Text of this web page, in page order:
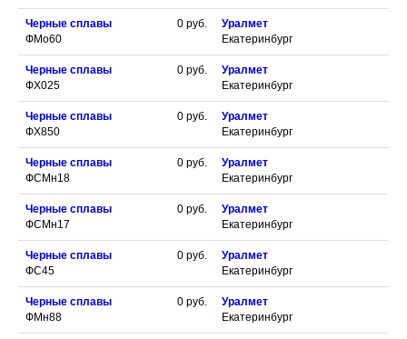
Черные сплавы
ФМо60
0 руб.
Уралмет
Екатеринбург
Черные сплавы
ФХ025
0 руб.
Уралмет
Екатеринбург
Черные сплавы
ФХ850
0 руб.
Уралмет
Екатеринбург
Черные сплавы
ФСМн18
0 руб.
Уралмет
Екатеринбург
Черные сплавы
ФСМн17
0 руб.
Уралмет
Екатеринбург
Черные сплавы
ФС45
0 руб.
Уралмет
Екатеринбург
Черные сплавы
ФМн88
0 руб.
Уралмет
Екатеринбург